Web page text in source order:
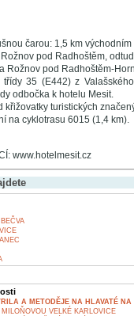
čarou: 1,5 km
pod Radhoštěm,
Rožnov pod Radhoštěm-
třídy 35 (E442) z
odbočka k hotelu Mesit.
křižovatky turistických
na cyklotrasu 6015 (1,4 km).
www.hotelmesit.cz
A METODĚJE NA HLAVATÉ NA
VELKÉ KARLOVICE